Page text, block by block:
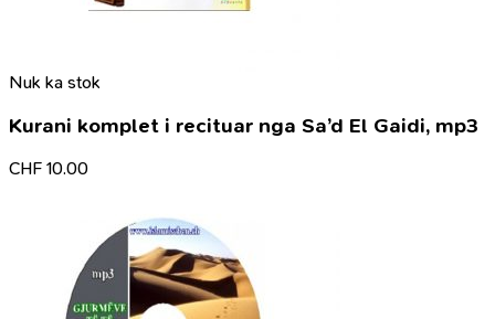
Nuk ka stok
Kurani komplet i recituar nga Sa’d El Gaidi, mp3
CHF 10.00